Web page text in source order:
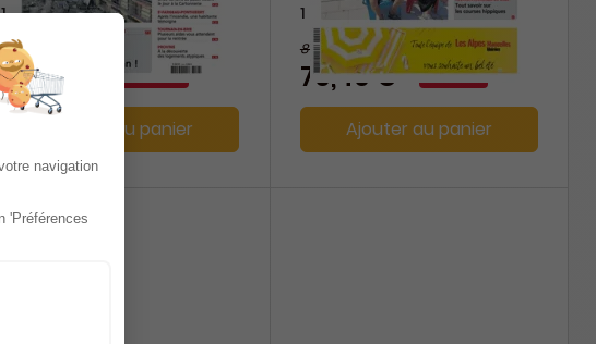
1 an
104 €
96,00 €
Ajouter au panier
1 an
83,20 €
70,40 € -15%
Ajouter au panier